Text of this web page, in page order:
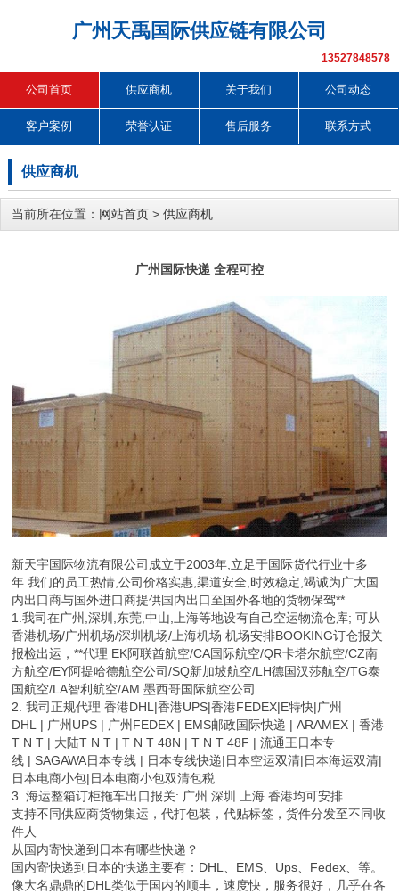
广州天禹国际供应链有限公司
13527848578
公司首页 供应商机 关于我们 公司动态
客户案例 荣誉认证 售后服务 联系方式
供应商机
当前所在位置： 网站首页 > 供应商机
广州国际快递 全程可控
新天宇国际物流有限公司成立于2003年,立足于国际货代行业十多
年 我们的员工热情,公司价格实惠,渠道安全,时效稳定,竭诚为广大国
内出口商与国外进口商提供国内出口至国外各地的货物保驾**
1.我司在广州,深圳,东莞,中山,上海等地设有自己空运物流仓库; 可从
香港机场/广州机场/深圳机场/上海机场 机场安排BOOKING订仓报关
报检出运，**代理 EK阿联酋航空/CA国际航空/QR卡塔尔航空/CZ南
方航空/EY阿提哈德航空公司/SQ新加坡航空/LH德国汉莎航空/TG泰
国航空/LA智利航空/AM 墨西哥国际航空公司
2. 我司正规代理 香港DHL|香港UPS|香港FEDEX|E特快|广州
DHL | 广州UPS | 广州FEDEX | EMS邮政国际快递 | ARAMEX | 香港
T N T | 大陆T N T | T N T 48N | T N T 48F | 流通王日本专
线 | SAGAWA日本专线 | 日本专线快递|日本空运双清|日本海运双清|
日本电商小包|日本电商小包双清包税
3. 海运整箱订柜拖车出口报关: 广州 深圳 上海 香港均可安排
支持不同供应商货物集运，代打包装，代贴标签，货件分发至不同收
件人
从国内寄快递到日本有哪些快递？
国内寄快递到日本的快递主要有：DHL、EMS、Ups、Fedex、等。
像大名鼎鼎的DHL类似于国内的顺丰，速度快，服务很好，几乎在各